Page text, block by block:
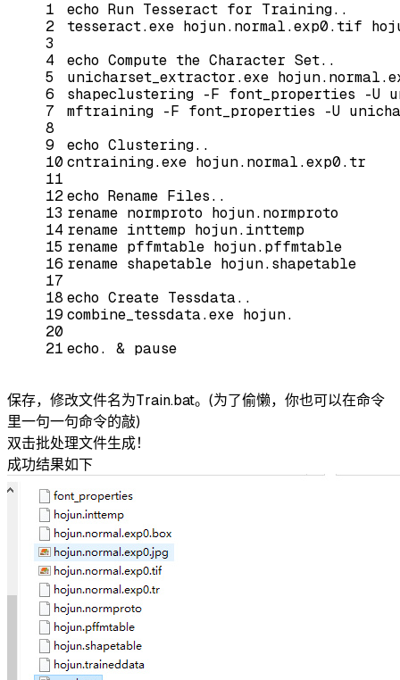
1
2
3
4
5
6
7
8
9
10
11
12
13
14
15
16
17
18
19
20
21
echo Run Tesseract for Training..
tesseract.exe hojun.normal.exp0.tif
echo Compute the Character Set..
unicharset_extractor.exe
shapeclustering -F font_properties -U
mftraining -F font_properties -U
echo Clustering..
cntraining.exe hojun.normal.exp0.tr
echo
Rename Files..
rename normproto hojun.normproto
rename inttemp hojun.inttemp
rename pffmtable hojun.pffmtable
rename shapetable hojun.shapetable
echo Create Tessdata..
combine_tessdata.exe hojun.
echo . & pause
保存，修改文件名为Train.bat。(为了偷懒，你也可以在命令
里一句一句命令的敲)
双击批处理文件生成！
成功结果如下